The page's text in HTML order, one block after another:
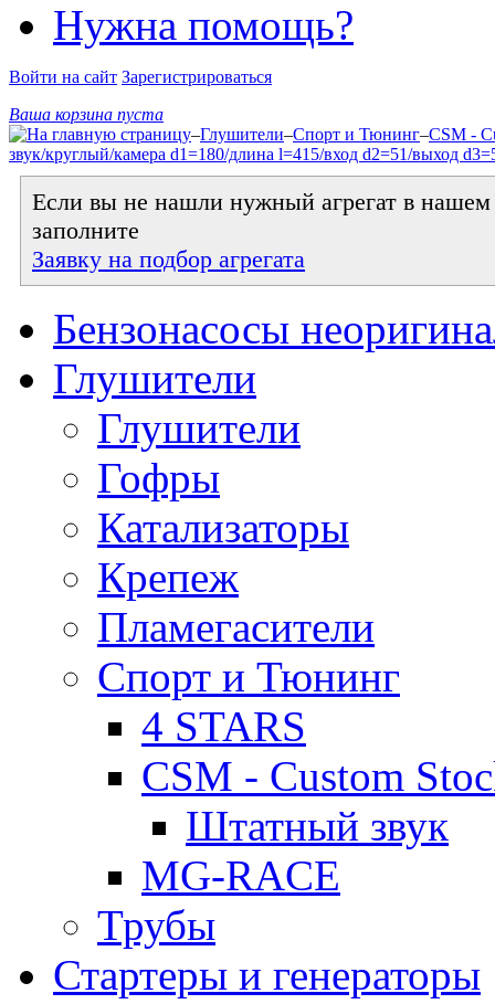
Нужна помощь?
Войти на сайт Зарегистрироваться
Ваша корзина пуста
–Глушители–Спорт и Тюнинг–CSM -
звук/круглый/камера d1=180/длина l=415/вход d2=51/выход
Если вы не нашли нужный агрегат в нашем
заполните
Заявку на подбор агрегата
Бензонасосы
Глушители
Глушители
Гофры
Катализаторы
Крепеж
Пламегасители
Спорт и Тюнинг
4 STARS
CSM - Custom
Штатный звук
MG-RACE
Трубы
Стартеры и генераторы